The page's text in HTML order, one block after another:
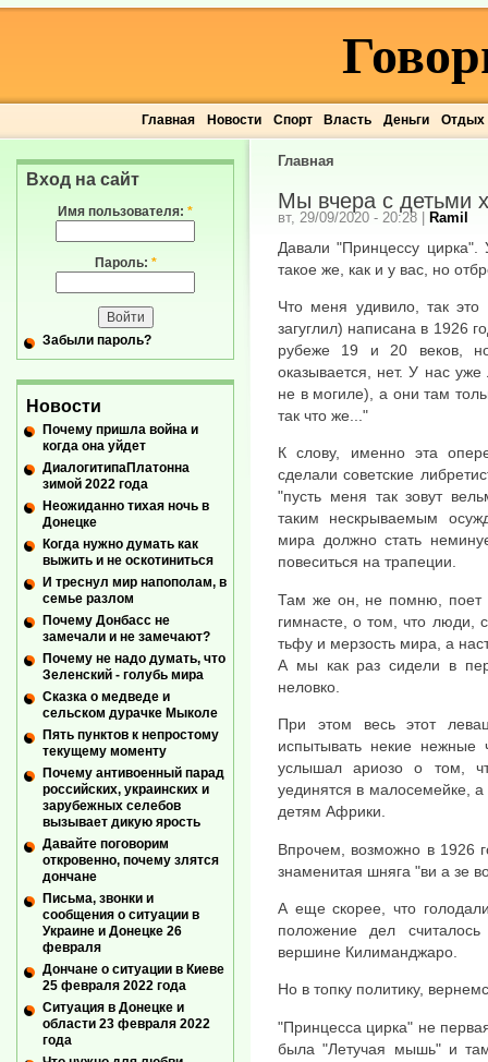
Главная Новости Спорт Власть Деньги Отдых
Главная
Мы вчера с детьми
вт, 29/09/2020 - 20:28 | Ramil
Давали "Принцессу
такое же, как и у вас, но
Что меня удивило, так
загуглил) написана в 1926
рубеже 19 и 20 веков,
оказывается, нет. У нас
не в могиле), а они там
так что же..."
К слову, именно эта
сделали советские
"пусть меня так зовут
таким нескрываемым
мира должно стать
повеситься на трапеции.
Там же он, не помню, поет
гимнасте, о том, что люди,
тьфу и мерзость мира, а
А мы как раз сидели в
неловко.
При этом весь этот
испытывать некие
услышал ариозо о том,
уединятся в малосемейке,
детям Африки.
Впрочем, возможно в 1926
знаменитая шняга "ви а зе
А еще скорее, что
положение дел
вершине Килиманджаро.
Но в топку политику,
"Принцесса цирка" не
была "Летучая мышь" и
Вход на сайт
Имя пользователя: *
Пароль: *
Забыли пароль?
Новости
Почему пришла война и
когда она уйдет
ДиалогитипаПлатонна
зимой 2022 года
Неожиданно тихая ночь в
Донецке
Когда нужно думать как
выжить и не оскотиниться
И треснул мир напополам, в
семье разлом
Почему Донбасс не
замечали и не замечают?
Почему не надо думать, что
Зеленский - голубь мира
Сказка о медведе и
сельском дурачке Мыколе
Пять пунктов к непростому
текущему моменту
Почему антивоенный парад
российских, украинских и
зарубежных селебов
вызывает дикую ярость
Давайте поговорим
откровенно, почему злятся
дончане
Письма, звонки и
сообщения о ситуации в
Украине и Донецке 26
февраля
Дончане о ситуации в Киеве
25 февраля 2022 года
Ситуация в Донецке и
области 23 февраля 2022
года